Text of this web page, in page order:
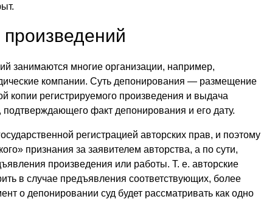
занимаются многие организации, например,
компании. Суть депонирования — размещение
копии регистрируемого произведения и выдача
подтверждающего факт депонирования и его дату.
регистрацией авторских прав, и поэтому
признания за заявителем авторства, а по сути,
произведения или работы. Т. е. авторские
в случае предъявления соответствующих, более
о депонировании суд будет рассматривать как одно